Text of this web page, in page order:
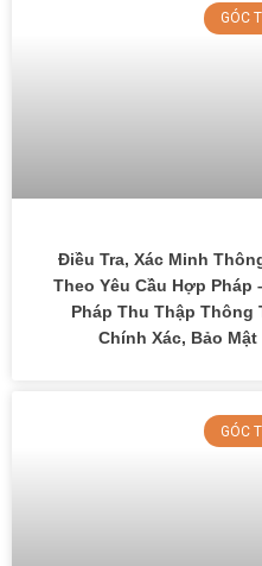
GÓC
Điều Tra, Xác Minh
Theo Yêu Cầu Hợp Pháp
Pháp Thu Thập Thông
Chính Xác, Bảo Mật
GÓC